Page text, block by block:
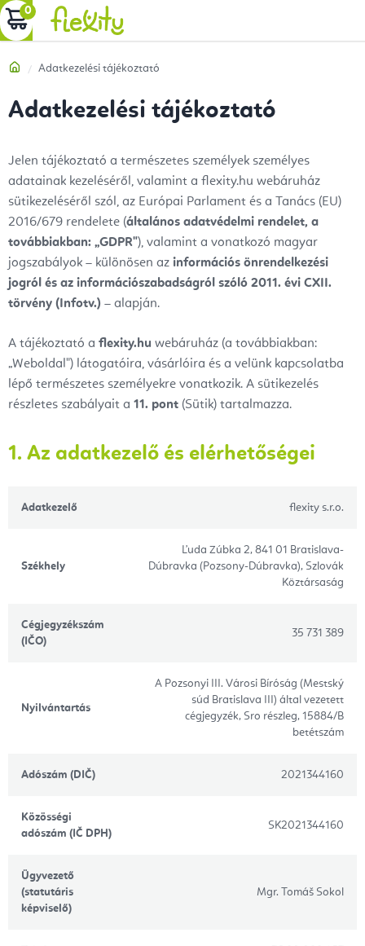
Ugrás
a
tartalomhoz
KOSÁR
Kezdőlap
Adatkezelési tájékoztató
Adatkezelési tájékoztató
Jelen tájékoztató a természetes személyek személyes
adatainak kezeléséről, valamint a flexity.hu webáruház
sütikezeléséről szól, az Európai Parlament és a Tanács (EU)
2016/679 rendelete (általános adatvédelmi rendelet, a
továbbiakban: „GDPR"), valamint a vonatkozó magyar
jogszabályok – különösen az információs önrendelkezési
jogról és az információszabadságról szóló 2011. évi CXII.
törvény (Infotv.) – alapján.
A tájékoztató a flexity.hu webáruház (a továbbiakban:
„Weboldal") látogatóira, vásárlóira és a velünk kapcsolatba
lépő természetes személyekre vonatkozik. A sütikezelés
részletes szabályait a 11. pont (Sütik) tartalmazza.
1. Az adatkezelő és elérhetőségei
Adatkezelő flexity s.r.o.
Székhely
Ľuda Zúbka 2, 841 01 Bratislava-
Dúbravka (Pozsony-Dúbravka), Szlovák
Köztársaság
Cégjegyzékszám
(IČO)
35 731 389
Nyilvántartás
A Pozsonyi III. Városi Bíróság (Mestský
súd Bratislava III) által vezetett
cégjegyzék, Sro részleg, 15884/B
betétszám
Adószám (DIČ) 2021344160
Közösségi
adószám (IČ DPH)
SK2021344160
Ügyvezető
(statutáris
képviselő)
Mgr. Tomáš Sokol